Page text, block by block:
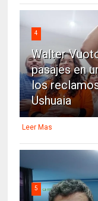
4
Walter
pasajes en
los
Ushuaia
Leer Mas
5